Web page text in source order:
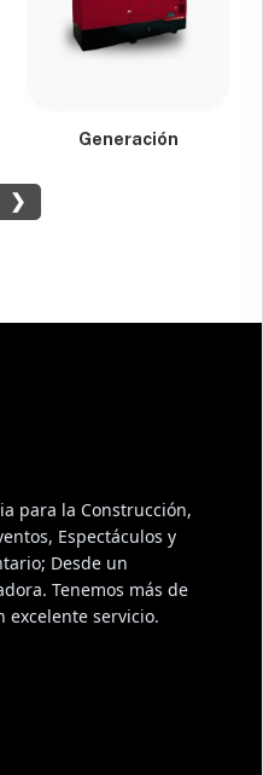
Generación
❯
para la Construcción,
Espectáculos y
Desde un
Tenemos más de
excelente servicio.